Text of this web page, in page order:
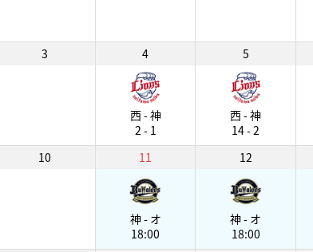
3
4
西 - 神
2 - 1
5
西 - 神
14 - 2
10
11
神 - オ
18:00
12
神 - オ
18:00